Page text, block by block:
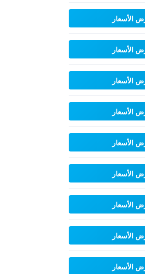
الأسعار
الأسعار
الأسعار
الأسعار
الأسعار
الأسعار
الأسعار
الأسعار
الأسعار